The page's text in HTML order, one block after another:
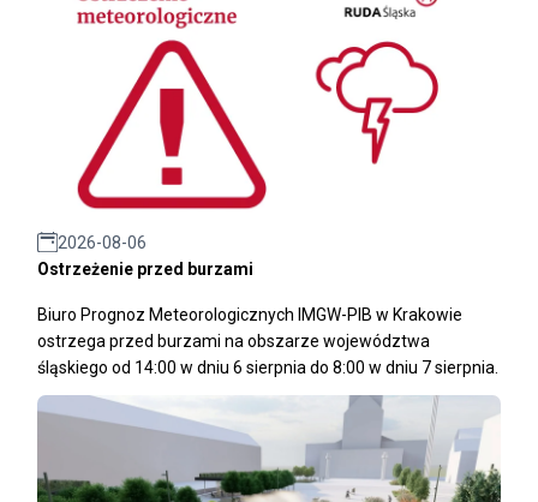
2026-08-06
Ostrzeżenie przed burzami
Biuro Prognoz Meteorologicznych IMGW-PIB w Krakowie
ostrzega przed burzami na obszarze województwa
śląskiego od 14:00 w dniu 6 sierpnia do 8:00 w dniu 7 sierpnia.